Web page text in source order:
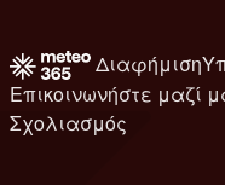
Διαφήμιση
Επικοινωνήστε μαζί
Σχολιασμός